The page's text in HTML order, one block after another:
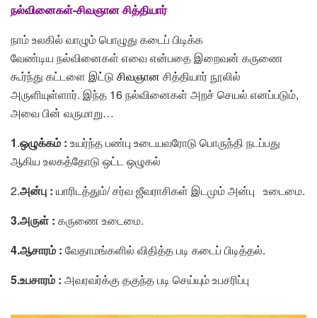
நல்வினைகள்-சிவஞான சித்தியார்
நாம் உலகில் வாழும் பொழுது கடைப் பிடிக்க
வேண்டிய நல்வினைகள் எவை என்பதை இறைவன் கருணை
கூர்ந்து கட்டளை இட்டு சிவஞான சித்தியார் நூலில்
அருளியுள்ளார். இந்த 16 நல்வினைகள் அறச் செயல் எனப்படும்,
அவை பின் வருமாறு…
1.ஒழுக்கம் : உயர்ந்த பண்பு உடையவரோடு பொருந்தி நடப்பது
ஆகிய உலகத்தோடு ஒட்ட ஒழுகல்
2.அன்பு : யாரிடத்தும்/ சர்வ ஜீவராசிகள் இடமும் அன்பு உடைமை.
3.அருள் : கருணை உடைமை.
4.ஆசாரம் : வேதாமங்களில் விதித்த படி கடைப் பிடித்தல்.
5.உபசாரம் : அவரவர்க்கு தகுந்த படி செய்யும் உபசரிப்பு